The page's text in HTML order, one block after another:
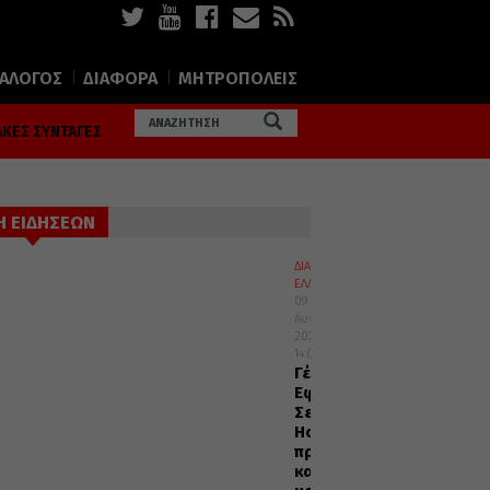
ΔΙΑΦΟΡΑ ΜΗΤΡΟΠΟΛΕΙΣ
ΣΥΝΤΑΓΕΣ
ΕΙΔΗΣΕΩΝ
ΔΙΑΛΟΓΟΣ
ΕΛΛΑΔΑ
09
Αυγούστου
2026
14:05
Γέρων
Εφραίμ
Σεραγιώτης:
Ησύχαζε
πρώτα
και